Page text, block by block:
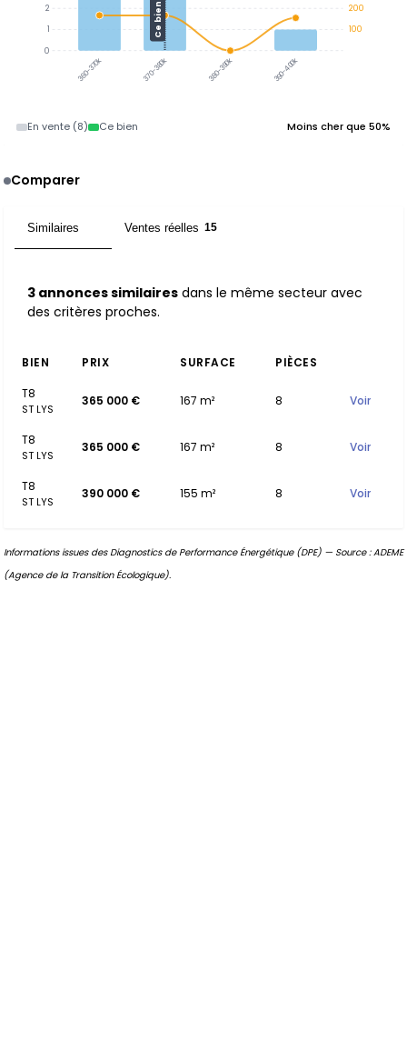
360-370k 370-380k 380-390k 390-400k
Ce bien
200
100
2
1
0
En vente (8) Ce bien Moins cher que 50%
Comparer
Similaires Ventes réelles 15
3 annonces similaires dans le même secteur avec
des critères proches.
BIEN PRIX SURFACE
PIÈCES
T8
ST LYS
365 000 € 167 m² 8 Voir
T8
ST LYS
365 000 € 167 m² 8 Voir
T8
ST LYS
390 000 € 155 m² 8 Voir
Informations issues des Diagnostics de Performance Énergétique (DPE) — Source : ADEME
(Agence de la Transition Écologique).